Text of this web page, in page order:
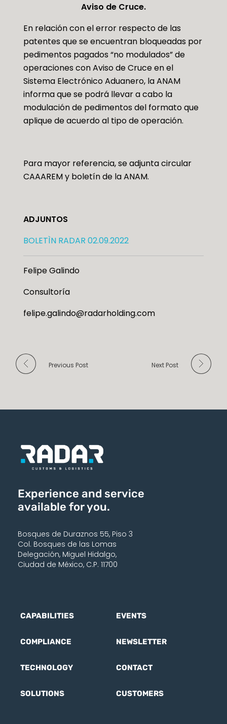
Aviso de Cruce.
En relación con el error respecto de las
patentes que se encuentran bloqueadas por
pedimentos pagados “no modulados” de
operaciones con Aviso de Cruce en el
Sistema Electrónico Aduanero, la ANAM
informa que se podrá llevar a cabo la
modulación de pedimentos del formato que
aplique de acuerdo al tipo de operación.
Para mayor referencia, se adjunta circular
CAAAREM y boletín de la ANAM.
ADJUNTOS
BOLETÌN RADAR 02.09.2022
Felipe Galindo
Consultoría
felipe.galindo@radarholding.com
Previous Post Next Post
Experience and service
available for you.
Bosques de Duraznos 55, Piso 3
Col. Bosques de las Lomas
Delegación, Miguel Hidalgo,
Ciudad de México, C.P. 11700
CAPABILITIES
COMPLIANCE
TECHNOLOGY
SOLUTIONS
EVENTS
NEWSLETTER
CONTACT
CUSTOMERS